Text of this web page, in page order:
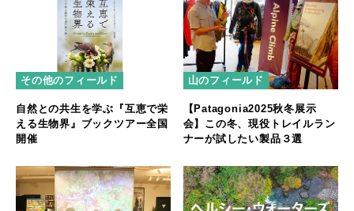
その他のフィールド
自然との共生を学ぶ『互恵で栄
える生物界』ブックツアー全国
開催
山のフィールド
【Patagonia2025秋冬展示
会】この冬、現役トレイルラン
ナーが試したい製品３選